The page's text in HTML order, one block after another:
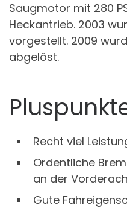
Saugmotor mit 280
Heckantrieb. 2003
vorgestellt. 2009
abgelöst.
Recht viel
Ordentliche
an der
Gute